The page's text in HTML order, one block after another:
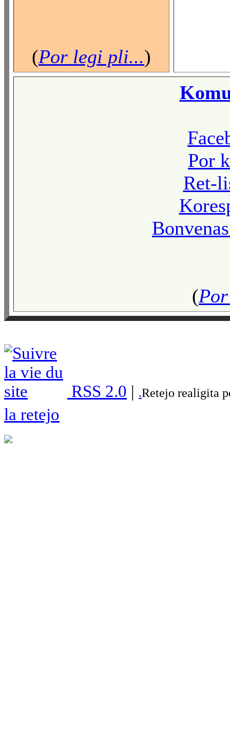
(Por legi pli...)
Por
Ret-
(
RSS 2.0 | .Retejo realigita
la retejo